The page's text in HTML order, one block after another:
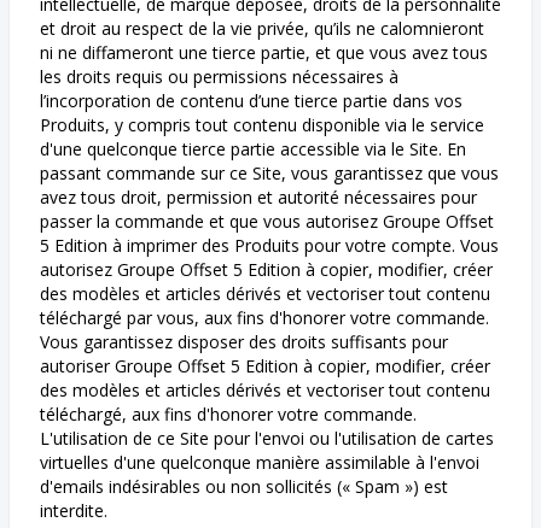
et droit au respect de la vie privée, qu’ils ne calomnieront
ni ne diffameront une tierce partie, et que vous avez tous
les droits requis ou permissions nécessaires à
l’incorporation de contenu d’une tierce partie dans vos
Produits, y compris tout contenu disponible via le service
d'une quelconque tierce partie accessible via le Site. En
passant commande sur ce Site, vous garantissez que vous
avez tous droit, permission et autorité nécessaires pour
passer la commande et que vous autorisez Groupe Offset
5 Edition à imprimer des Produits pour votre compte. Vous
autorisez Groupe Offset 5 Edition à copier, modifier, créer
des modèles et articles dérivés et vectoriser tout contenu
téléchargé par vous, aux fins d'honorer votre commande.
Vous garantissez disposer des droits suffisants pour
autoriser Groupe Offset 5 Edition à copier, modifier, créer
des modèles et articles dérivés et vectoriser tout contenu
téléchargé, aux fins d'honorer votre commande.
L'utilisation de ce Site pour l'envoi ou l'utilisation de cartes
virtuelles d'une quelconque manière assimilable à l'envoi
d'emails indésirables ou non sollicités (« Spam ») est
interdite.